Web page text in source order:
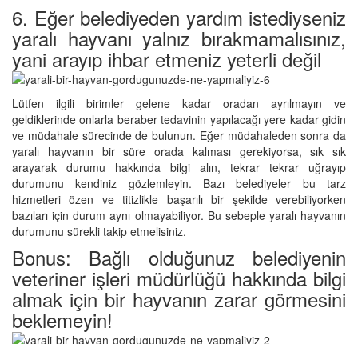
6. Eğer belediyeden yardım istediyseniz
yaralı hayvanı yalnız bırakmamalısınız,
yani arayıp ihbar etmeniz yeterli değil
Lütfen ilgili birimler gelene kadar oradan ayrılmayın ve
geldiklerinde onlarla beraber tedavinin yapılacağı yere kadar gidin
ve müdahale sürecinde de bulunun. Eğer müdahaleden sonra da
yaralı hayvanın bir süre orada kalması gerekiyorsa, sık sık
arayarak durumu hakkında bilgi alın, tekrar tekrar uğrayıp
durumunu kendiniz gözlemleyin. Bazı belediyeler bu tarz
hizmetleri özen ve titizlikle başarılı bir şekilde verebiliyorken
bazıları için durum aynı olmayabiliyor. Bu sebeple yaralı hayvanın
durumunu sürekli takip etmelisiniz.
Bonus: Bağlı olduğunuz belediyenin
veteriner işleri müdürlüğü hakkında bilgi
almak için bir hayvanın zarar görmesini
beklemeyin!